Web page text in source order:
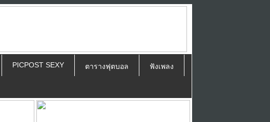
PICPOST SEXY ตารางฟุตบอล ฟังเพลง